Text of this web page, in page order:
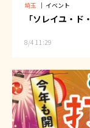
埼玉 ｜ イベント
「ソレイユ・
8/4 11:29